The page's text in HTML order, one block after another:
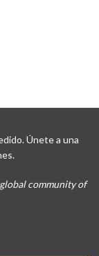
Únete a una
community of